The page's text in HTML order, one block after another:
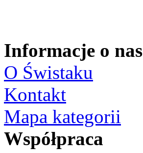
Informacje o nas
O Świstaku
Kontakt
Mapa kategorii
Współpraca